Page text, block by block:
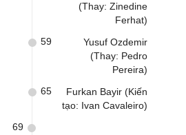
(Thay: Zinedine
Ferhat)
Yusuf Ozdemir
(Thay: Pedro
Pereira)
59
Furkan Bayir (Kiến
tạo: Ivan Cavaleiro)
65
69